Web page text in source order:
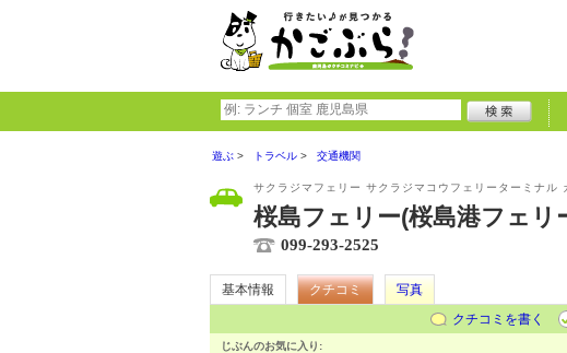
遊ぶ トラベル 交通機関
サクラジマフェリー サクラジマコウフェリーターミナル
桜島フェリー(桜島港フェリ
099-293-2525
基本情報 クチコミ
写真
クチコミを書く
じぶんのお気に入り: